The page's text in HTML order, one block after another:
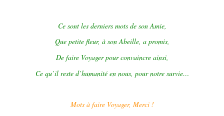
Ce sont les derniers mots de son Amie,
Que petite fleur, à son Abeille, a promis,
De faire Voyager pour convaincre ainsi,
Ce qu’il reste d’humanité en nous, pour notre survie…
Mots à faire Voyager, Merci !